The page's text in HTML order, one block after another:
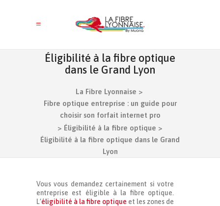
Éligibilité à la fibre optique
dans le Grand Lyon
La Fibre Lyonnaise >
Fibre optique entreprise : un guide pour
choisir son forfait internet pro
> Éligibilité à la fibre optique >
Éligibilité à la fibre optique dans le Grand
Lyon
Vous vous demandez certainement si votre
entreprise est éligible à la fibre optique.
L’éligibilité à la fibre optique et les zones de